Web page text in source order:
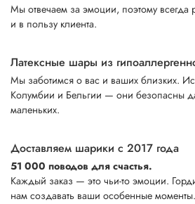
Мы отвечаем за эмоции, поэтому
и в пользу клиента.
Латексные шары из
Мы заботимся о вас и ваших близких.
Колумбии и Бельгии — они безопасны
маленьких.
Доставляем шарики с 2017 года
51 000 поводов для счастья.
Каждый заказ — это чьи-то эмоции.
нам создавать ваши особенные моменты.